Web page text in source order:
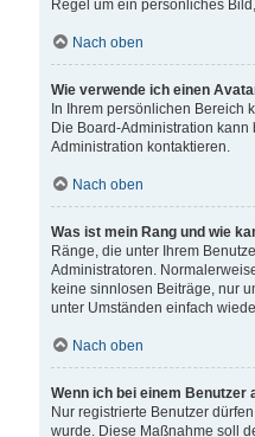
Regel um ein persönliches
Nach oben
Wie verwende ich einen
In Ihrem persönlichen Bereich
Die Board-Administration
Administration kontaktieren.
Nach oben
Was ist mein Rang und wie
Ränge, die unter Ihrem
Administratoren.
keine sinnlosen Beiträge, nur
unter Umständen einfach
Nach oben
Wenn ich bei einem Benutzer
Nur registrierte Benutzer
wurde. Diese Maßnahme soll